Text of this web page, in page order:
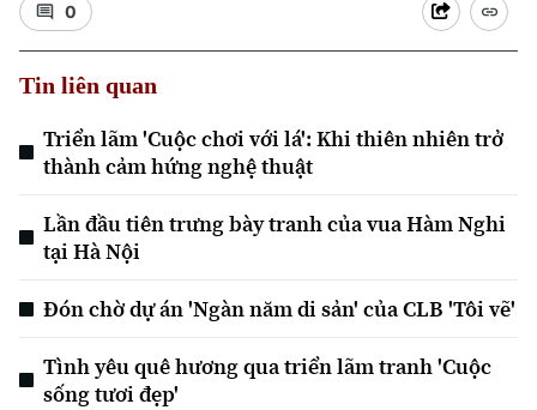
Xu hướng
0
Tin liên quan
Triển lãm 'Cuộc chơi với lá': Khi thiên nhiên trở
thành cảm hứng nghệ thuật
Lần đầu tiên trưng bày tranh của vua Hàm Nghi
tại Hà Nội
Đón chờ dự án 'Ngàn năm di sản' của CLB 'Tôi vẽ'
Tình yêu quê hương qua triển lãm tranh 'Cuộc
sống tươi đẹp'